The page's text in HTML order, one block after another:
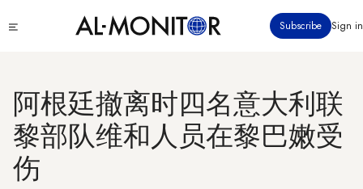
转
Subscribe Sign in
阿根廷撤离时四名意大利联
黎部队维和人员在黎巴嫩受
伤